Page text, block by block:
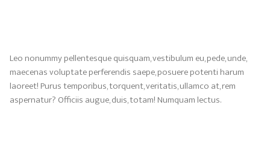
Leo nonummy pellentesque quisquam, vestibulum eu, pede, unde,
maecenas voluptate perferendis saepe, posuere potenti harum
laoreet! Purus temporibus, torquent, veritatis, ullamco at, rem
aspernatur? Officiis augue, duis, totam! Numquam lectus.